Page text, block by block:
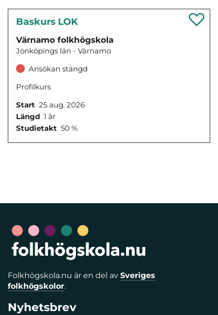
Baskurs LOK
Värnamo folkhögskola
Jönköpings län - Värnamo
Ansökan stängd
Profilkurs
Start 25 aug. 2026
Längd 1 år
Studietakt 50 %
Folkhögskola.nu är en del av Sveriges
folkhögskolor.
Nyhetsbrev